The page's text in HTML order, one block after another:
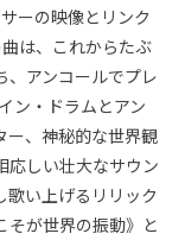
ーの映像とリンク
は、これからたぶ
、アンコールでプレ
ン・ドラムとアン
ー、神秘的な世界観
応しい壮大なサウン
歌い上げるリリック
が世界の振動》と